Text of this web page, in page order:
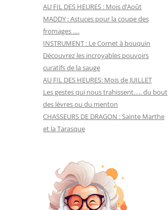
AU FIL DES HEURES : Mois d’Août
MADDY : Astuces pour la coupe des
fromages ….
INSTRUMENT : Le Cornet à bouquin
Découvrez les incroyables pouvoirs
curatifs de la sauge
AU FIL DES HEURES: Mois de JUILLET
Les gestes qui nous trahissent….. du bout
des lèvres ou du menton
CHASSEURS DE DRAGON : Sainte Marthe
et la Tarasque